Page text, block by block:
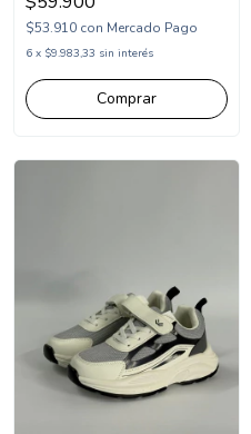
$53.910 con Mercado Pago
6 x $9.983,33 sin interés
Comprar